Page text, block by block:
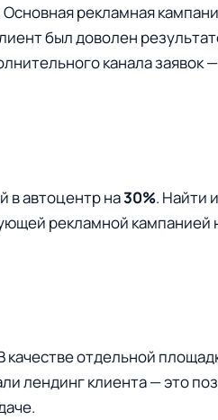
рекламная
был доволен
канала заявок
в автоцентр на30%. Найти
рекламной кампанией
качестве отдельной
лендинг клиента — это